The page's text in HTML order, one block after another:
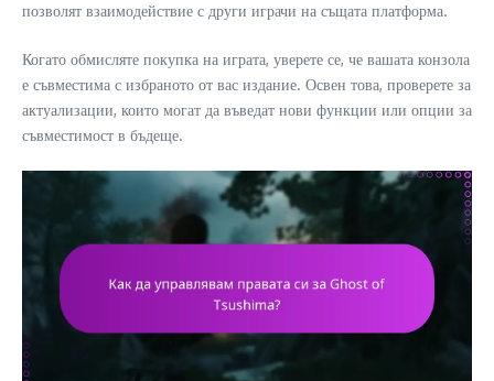
позволят взаимодействие с други играчи на същата платформа.
Когато обмисляте покупка на играта, уверете се, че вашата конзола
е съвместима с избраното от вас издание. Освен това, проверете за
актуализации, които могат да въведат нови функции или опции за
съвместимост в бъдеще.